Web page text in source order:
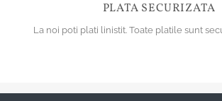
PLATA SECURIZATA
La noi poti plati linistit. Toate platile sunt